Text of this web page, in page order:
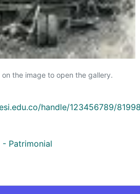
on the image to open the gallery.
handle/123456789/81998
- Patrimonial